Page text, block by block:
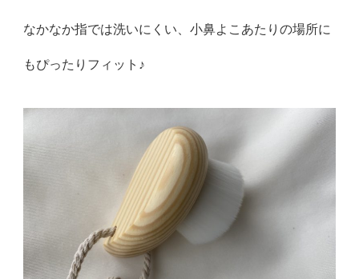
なかなか指では洗いにくい、小鼻よこあたりの場所に
もぴったりフィット♪